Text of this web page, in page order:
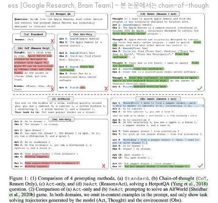
ess [Google Research, Brain Team] - 본 논문에서는 chain-of-though
t 프롬프팅에 사용되던 단순한 greedy decoding 대신 새로운 디코딩 전략인
'self-consistency'를 제안합니다. - 이 전략은 greedy 방식 대신 다양한 추
론 경로를 샘플링한 후 가장 일관성 있는 답변을 선택하는 방식입니다. 이는 복
잡한 추론 문제가 일반적으로 정확한 답을 이끌어내는 다양한 사고 방식을 허용
한다는 직관을 활용합니다. - 대규모 실증 평가를 통해, self-consistency가
chain-o..